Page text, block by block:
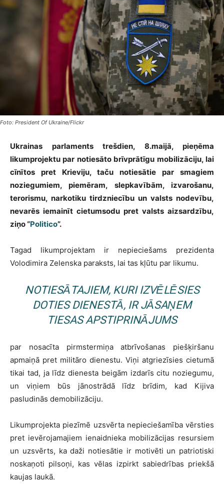
Foto: President Of Ukraine/Flickr
Ukrainas parlaments trešdien, 8.maijā, pieņēma
likumprojektu par notiesāto brīvprātīgu mobilizāciju, lai
cīnītos pret Krieviju, taču notiesātie par smagiem
noziegumiem, piemēram, slepkavībām, izvarošanu,
terorismu, narkotiku tirdzniecību un valsts nodevību,
nevarēs iemainīt cietumsodu pret valsts aizsardzību,
ziņo “Politico”.
Tagad likumprojektam ir nepieciešams prezidenta
Volodimira Zelenska paraksts, lai tas kļūtu par likumu.
NOTIESĀTAJIEM, KURI IZVĒLĒSIES
DOTIES DIENESTĀ, IR JĀSAŅEM
TIESAS APSTIPRINĀJUMS
par nosacīta pirmstermiņa atbrīvošanas piešķiršanu
apmaiņā pret militāro dienestu. Viņi atgriezīsies cietumā
tikai tad, ja līdz dienesta beigām izdarīs citu noziegumu,
un viņiem būs jānostrādā līdz brīdim, kad Kijiva
pasludinās demobilizāciju.
Likumprojekta piezīmē uzsvērta nepieciešamība vērsties
pret ievērojamajiem ienaidnieka mobilizācijas resursiem
un uzsvērts, ka daži notiesātie ir motivēti un patriotiski
noskaņoti pilsoņi, kas vēlas izpirkt sabiedrības priekšā
kaujas laukā.